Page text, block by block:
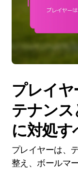
プレイ
テナンス
に対処す
プレイヤーは、
整え、ボールマ